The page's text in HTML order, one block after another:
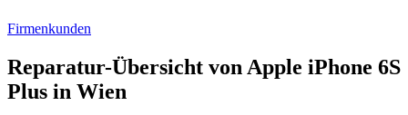
Firmenkunden
Reparatur-Übersicht von Apple iPhone 6S
Plus in Wien